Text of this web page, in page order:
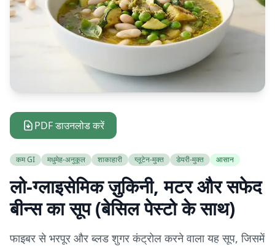
PDF डाउनलोड करें
कम GI मधुमेह-अनुकूल शाकाहारी ग्लूटेन-मुक्त डेयरी-मुक्त आसान
लो-ग्लाइसेमिक ज़ुकिनी, मटर और सफेद
बीन्स का सूप (बेसिल पेस्टो के साथ)
फाइबर से भरपूर और ब्लड शुगर कंट्रोल करने वाला यह सूप, जिसमें